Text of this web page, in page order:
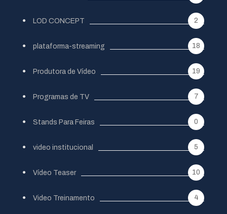
LOD CONCEPT 2
plataforma-streaming 18
Produtora de Vídeo 19
Programas de TV 7
Stands Para Feiras 0
video institucional 5
Vídeo Teaser 10
Video Treinamento 4